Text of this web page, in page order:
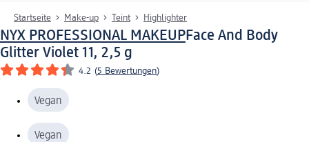
Startseite Make-up Teint Highlighter
NYX PROFESSIONAL MAKEUPFace And Body
Glitter Violet 11, 2,5 g
4.2 (5 Bewertungen)
Vegan
Vegan